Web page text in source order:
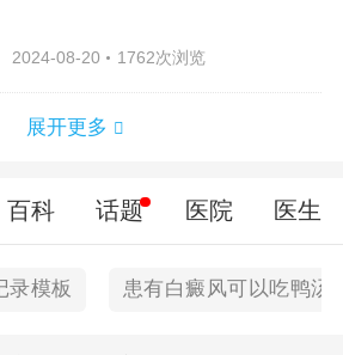
2024-08-20 1762次浏览
展开更多
百科 话题 医院 医生
录模板 患有白癜风可以吃鸭汤